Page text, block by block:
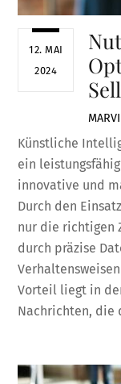
12. MAI
2024
Künstliche
ein
innovative und
Durch den
nur die richtigen
durch präzise
Vorteil liegt in
Nachrichten, die